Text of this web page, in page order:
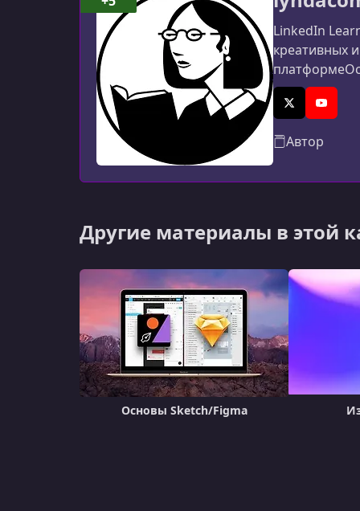
LinkedIn
креативных
X (Twitter)YouTube
Автор
Другие материалы в этой
Основы Sketch/Figma